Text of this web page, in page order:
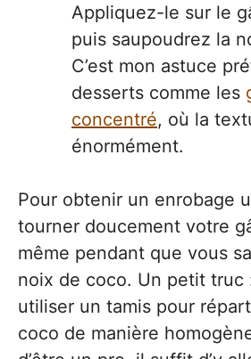
Appliquez-le sur le
puis saupoudrez la
C’est mon astuce
desserts comme les
concentré, où la
énormément.
Pour obtenir un enrobage
tourner doucement votre
même pendant que vous
noix de coco. Un petit truc
utiliser un tamis pour
coco de manière